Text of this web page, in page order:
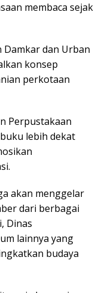
membaca sejak
Damkar dan Urban
konsep
perkotaan
Perpustakaan
lebih dekat
akan menggelar
dari berbagai
Dinas
lainnya yang
budaya